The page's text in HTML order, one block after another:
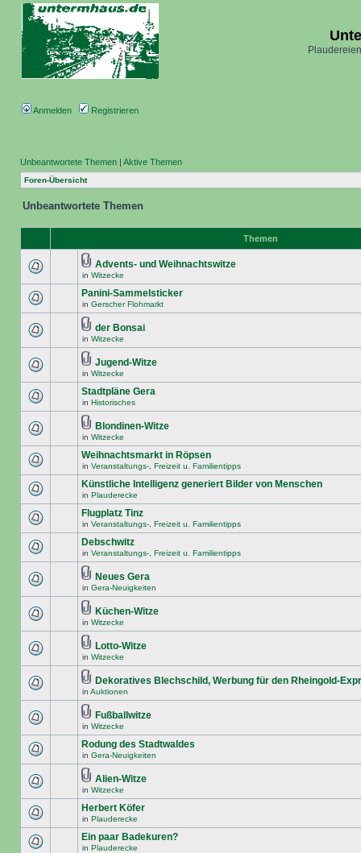
Anmelden Registrieren
Unbeantwortete Themen | Aktive Themen
Foren-Übersicht
Unbeantwortete Themen
Themen
Advents- und Weihnachtswitze
in Witzecke
Panini-Sammelsticker
in Gerscher Flohmarkt
der Bonsai
in Witzecke
Jugend-Witze
in Witzecke
Stadtpläne Gera
in Historisches
Blondinen-Witze
in Witzecke
Weihnachtsmarkt in Röpsen
in Veranstaltungs-, Freizeit u. Familientipps
Künstliche Intelligenz generiert Bilder von Menschen
in Plauderecke
Flugplatz Tinz
in Veranstaltungs-, Freizeit u. Familientipps
Debschwitz
in Veranstaltungs-, Freizeit u. Familientipps
Neues Gera
in Gera-Neuigkeiten
Küchen-Witze
in Witzecke
Lotto-Witze
in Witzecke
Dekoratives Blechschild, Werbung für den Rheingold-
in Auktionen
Fußballwitze
in Witzecke
Rodung des Stadtwaldes
in Gera-Neuigkeiten
Alien-Witze
in Witzecke
Herbert Köfer
in Plauderecke
Ein paar Badekuren?
in Plauderecke